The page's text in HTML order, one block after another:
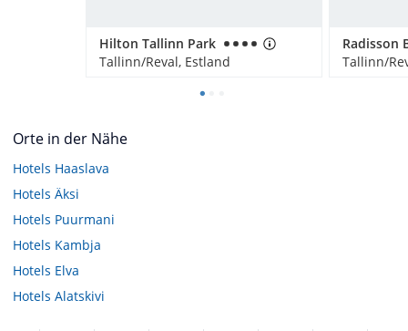
Hilton Tallinn Park
Tallinn/Reval, Estland
Tallinn/
Orte in der Nähe
Hotels Haaslava
Hotels Äksi
Hotels Puurmani
Hotels Kambja
Hotels Elva
Hotels Alatskivi